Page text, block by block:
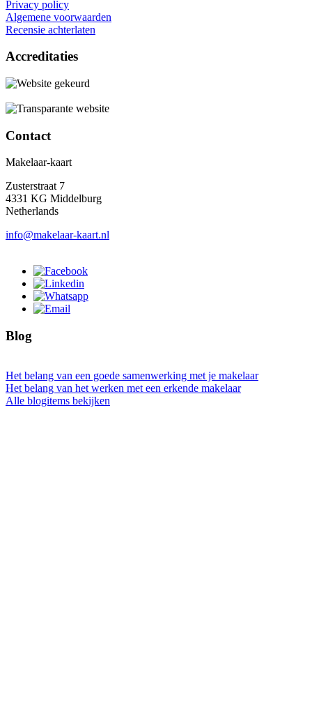
Privacy policy
Algemene voorwaarden
Recensie achterlaten
Accreditaties
Contact
Makelaar-kaart
Zusterstraat 7
4331 KG Middelburg
Netherlands
info@makelaar-kaart.nl
Blog
Het belang van een goede samenwerking met je makelaar
Het belang van het werken met een erkende makelaar
Alle blogitems bekijken